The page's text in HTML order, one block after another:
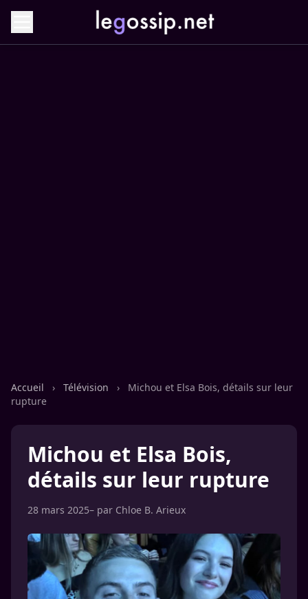
Accueil › Télévision ›
Michou et Elsa Bois, détails sur leur
rupture
Michou et Elsa Bois,
détails sur leur rupture
28 mars 2025– par Chloe B. Arieux